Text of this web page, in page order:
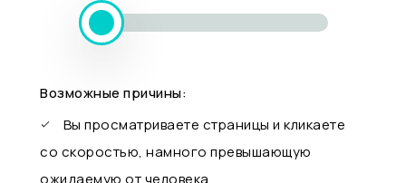
Возможные причины:
Вы просматриваете страницы и кликаете
со скоростью, намного превышающую
ожидаемую от человека